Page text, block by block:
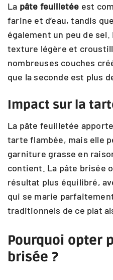
La pâte feuilletée est
farine et d’eau, tandis
également un peu de
texture légère et
nombreuses couches
que la seconde est plus
Impact sur la
La pâte feuilletée
tarte flambée, mais elle
garniture grasse en
contient. La pâte brisée
résultat plus équilibré,
qui se marie
traditionnels de ce plat
Pourquoi opter
brisée ?